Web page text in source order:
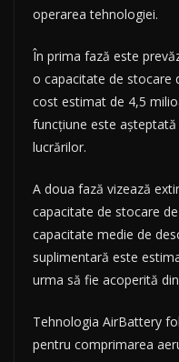
operarea tehnologiei.
În prima fază este
o capacitate de stocare
cost estimat de 4,5
funcțiune este
lucrărilor.
A doua fază vizează
capacitate de stocare
capacitate medie de
suplimentară este
urma să fie acoperită
Tehnologia AirBattery
pentru comprimarea